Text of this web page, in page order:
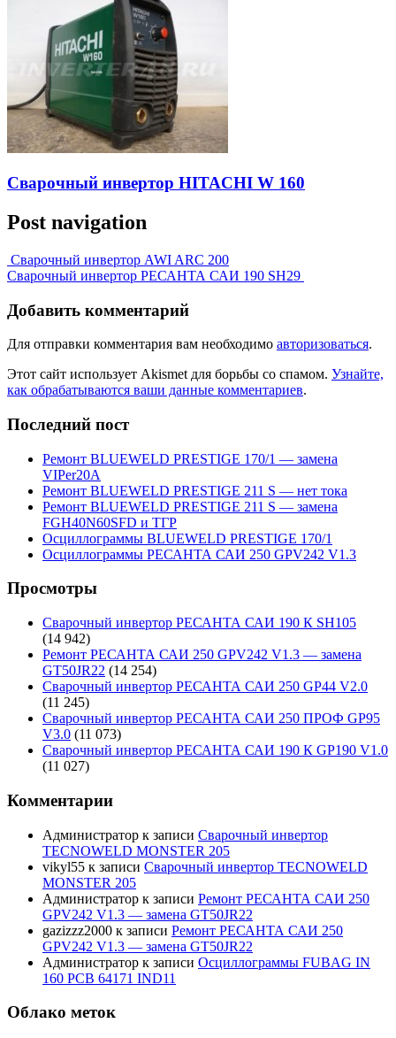
Сварочный инвертор HITACHI W 160
Post navigation
Сварочный инвертор AWI ARC 200
Сварочный инвертор РЕСАНТА САИ 190 SH29
Добавить комментарий
Для отправки комментария вам необходимо авторизоваться.
Этот сайт использует Akismet для борьбы со спамом. Узнайте,
как обрабатываются ваши данные комментариев.
Последний пост
Ремонт BLUEWELD PRESTIGE 170/1 — замена
VIPer20A
Ремонт BLUEWELD PRESTIGE 211 S — нет тока
Ремонт BLUEWELD PRESTIGE 211 S — замена
FGH40N60SFD и ТГР
Осциллограммы BLUEWELD PRESTIGE 170/1
Осциллограммы РЕСАНТА САИ 250 GPV242 V1.3
Просмотры
Сварочный инвертор РЕСАНТА САИ 190 К SH105
(14 942)
Ремонт РЕСАНТА САИ 250 GPV242 V1.3 — замена
GT50JR22 (14 254)
Сварочный инвертор РЕСАНТА САИ 250 GP44 V2.0
(11 245)
Сварочный инвертор РЕСАНТА САИ 250 ПРОФ GP95
V3.0 (11 073)
Сварочный инвертор РЕСАНТА САИ 190 К GP190 V1.0
(11 027)
Комментарии
Администратор к записи Сварочный инвертор
TECNOWELD MONSTER 205
vikyl55 к записи Сварочный инвертор TECNOWELD
MONSTER 205
Администратор к записи Ремонт РЕСАНТА САИ 250
GPV242 V1.3 — замена GT50JR22
gazizzz2000 к записи Ремонт РЕСАНТА САИ 250
GPV242 V1.3 — замена GT50JR22
Администратор к записи Осциллограммы FUBAG IN
160 PCB 64171 IND11
Облако меток